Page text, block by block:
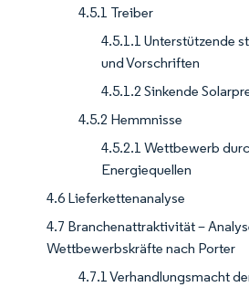
4.5.1 Treiber
4.5.1.1 Unterstützende
und Vorschriften
4.5.1.2 Sinkende
4.5.2 Hemmnisse
4.5.2.1 Wettbewerb
Energiequellen
4.6 Lieferkettenanalyse
4.7 Branchenattraktivität –
Wettbewerbskräfte nach Porter
4.7.1 Verhandlungsmacht